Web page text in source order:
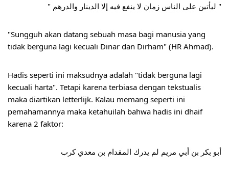
" ﻟﻴﺄﺗﻴﻦ ﻋﻠﻰ اﻟﻨﺎﺱ ﺯﻣﺎﻥ ﻻ ﻳﻨﻔﻊ ﻓﻴﻪ ﺇﻻ اﻟﺪﻳﻨﺎﺭ ﻭاﻟﺪﺭﻫﻢ "
"Sungguh akan datang sebuah masa bagi manusia yang
tidak berguna lagi kecuali Dinar dan Dirham" (HR Ahmad).
Hadis seperti ini maksudnya adalah "tidak berguna lagi
kecuali harta". Tetapi karena terbiasa dengan tekstualis
maka diartikan letterlijk. Kalau memang seperti ini
pemahamannya maka ketahuilah bahwa hadis ini dhaif
karena 2 faktor:
ﺃﺑﻮ ﺑﻜﺮ ﺑﻦ ﺃﺑﻲ ﻣﺮﻳﻢ ﻟﻢ ﻳﺪﺭﻙ اﻟﻤﻘﺪاﻡ ﺑﻦ ﻣﻌﺪﻱ ﻛﺮﺏ